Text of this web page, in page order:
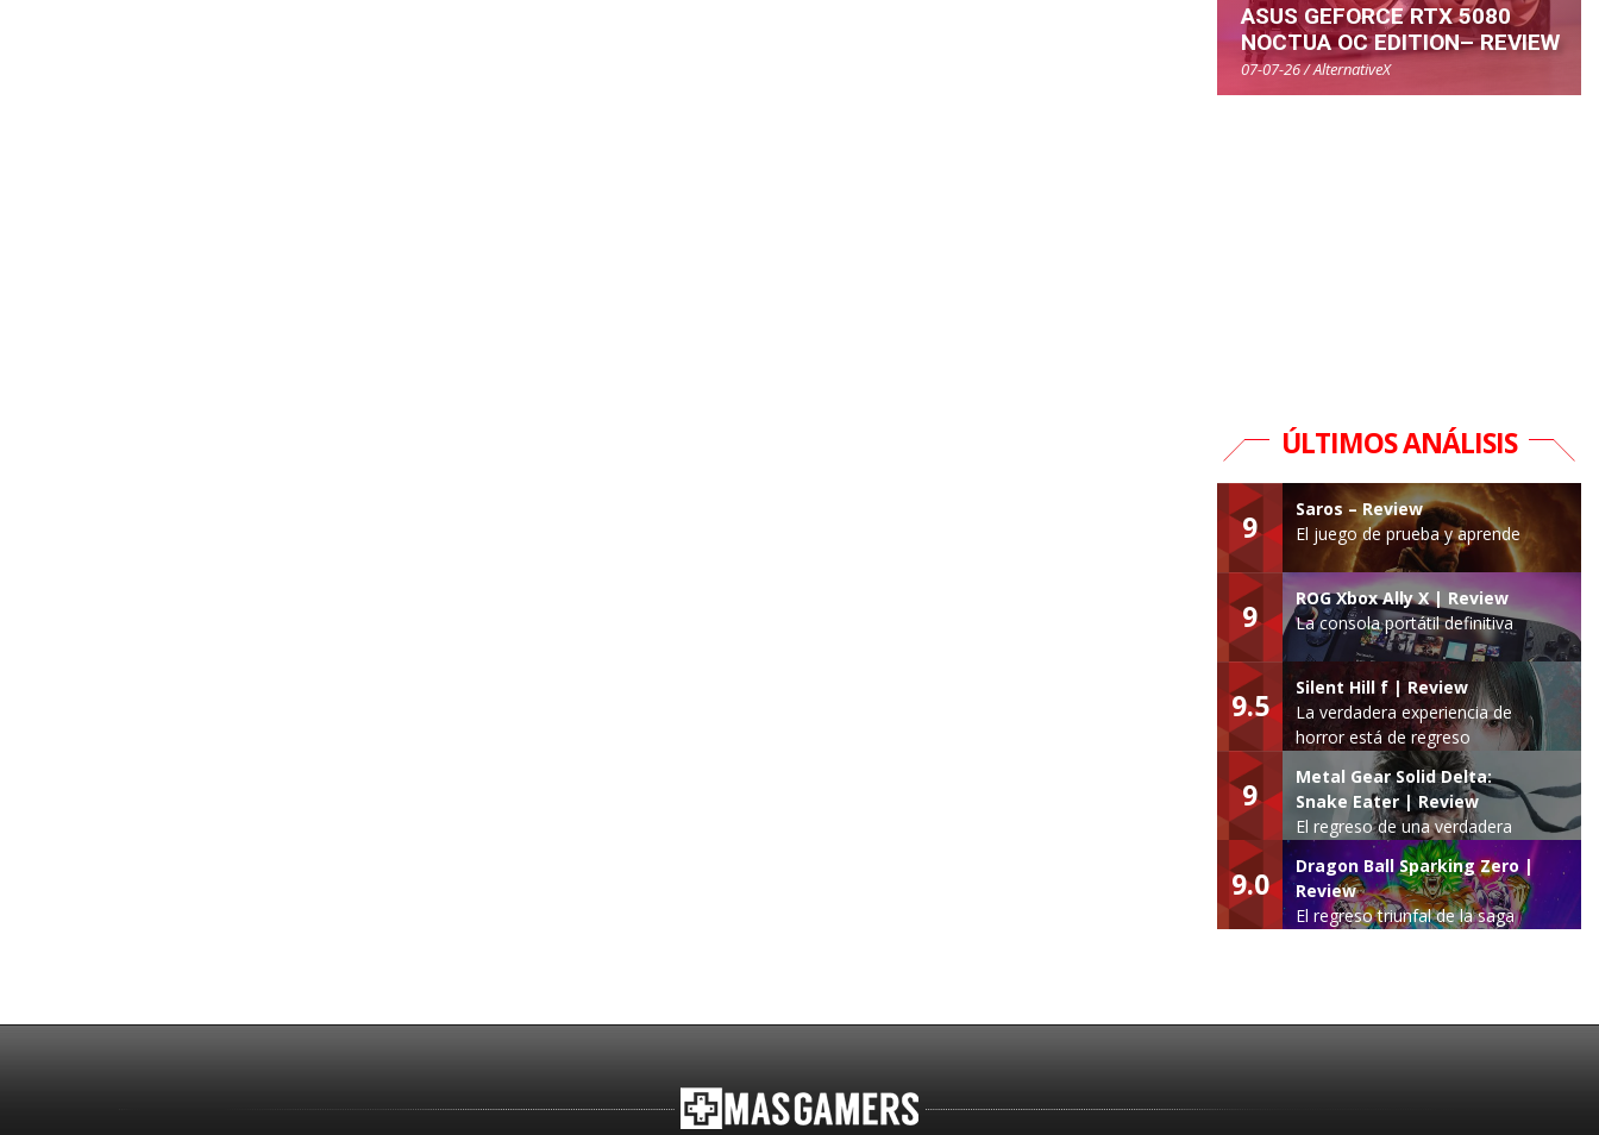
ASUS GEFORCE RTX 5080
NOCTUA OC EDITION– REVIEW
07-07-26 / AlternativeX
ÚLTIMOS ANÁLISIS
9
Saros – Review
El juego de prueba y aprende
9
ROG Xbox Ally X | Review
La consola portátil definitiva
9.5
Silent Hill f | Review
La verdadera experiencia de
horror está de regreso
9
Metal Gear Solid Delta:
Snake Eater | Review
El regreso de una verdadera
leyenda
9.0
Dragon Ball Sparking Zero |
Review
El regreso triunfal de la saga